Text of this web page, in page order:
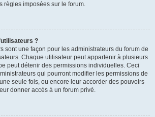
règles imposées sur le forum.
?
sont une façon pour les administrateurs du forum de
Chaque utilisateur peut appartenir à plusieurs
peut détenir des permissions individuelles. Ceci
qui pourront modifier les permissions de
seule fois, ou encore leur accorder des pouvoirs
donner accès à un forum privé.